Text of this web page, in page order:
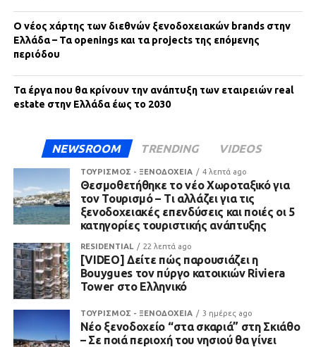
Ο νέος χάρτης των διεθνών ξενοδοχειακών brands στην
Ελλάδα – Τα openings και τα projects της επόμενης
περιόδου
Τα έργα που θα κρίνουν την ανάπτυξη των εταιρειών real
estate στην Ελλάδα έως το 2030
NEWSROOM TRENDING VIDEOS
ΤΟΥΡΙΣΜΟΣ - ΞΕΝΟΔΟΧΕΙΑ 4 λεπτά ago
Θεσμοθετήθηκε το νέο Χωροταξικό για
τον Τουρισμό – Τι αλλάζει για τις
ξενοδοχειακές επενδύσεις και ποιές οι 5
κατηγορίες τουριστικής ανάπτυξης
RESIDENTIAL 22 λεπτά ago
[VIDEO] Δείτε πώς παρουσιάζει η
Bouygues τον πύργο κατοικιών Riviera
Tower στο Ελληνικό
ΤΟΥΡΙΣΜΟΣ - ΞΕΝΟΔΟΧΕΙΑ 3 ημέρες ago
Νέο ξενοδοχείο “στα σκαριά” στη Σκιάθο
– Σε ποιά περιοχή του νησιού θα γίνει